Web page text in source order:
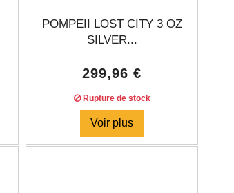
POMPEII LOST CITY 3 OZ
SILVER...
299,96 €
Rupture de stock
Voir plus